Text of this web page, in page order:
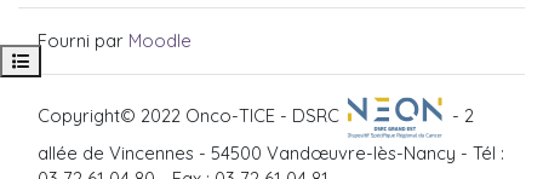
Ouvrir l’index du cours
Fourni par Moodle
Copyright© 2022 Onco-TICE - DSRC
- 2
allée de Vincennes - 54500 Vandœuvre-lès-Nancy - Tél :